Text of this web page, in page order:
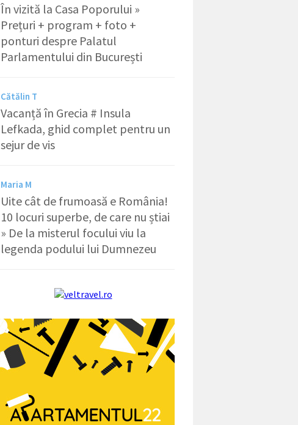
În vizită la Casa Poporului »
Prețuri + program + foto +
ponturi despre Palatul
Parlamentului din București
Cătălin T
Vacanță în Grecia # Insula
Lefkada, ghid complet pentru un
sejur de vis
Maria M
Uite cât de frumoasă e România!
10 locuri superbe, de care nu știai
» De la misterul focului viu la
legenda podului lui Dumnezeu